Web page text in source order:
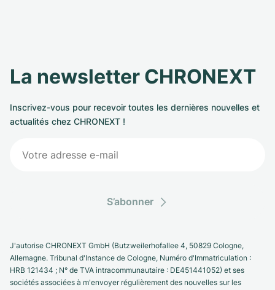
La newsletter CHRONEXT
Inscrivez-vous pour recevoir toutes les dernières nouvelles et
actualités chez CHRONEXT !
S’abonner
J'autorise CHRONEXT GmbH (Butzweilerhofallee 4, 50829 Cologne,
Allemagne. Tribunal d'Instance de Cologne, Numéro d'Immatriculation :
HRB 121434 ; N° de TVA intracommunautaire : DE451441052) et ses
sociétés associées à m'envoyer régulièrement des nouvelles sur les